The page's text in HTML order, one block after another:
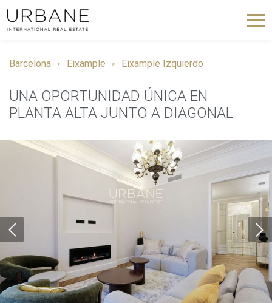
Barcelona Eixample Eixample Izquierdo
UNA OPORTUNIDAD ÚNICA EN
PLANTA ALTA JUNTO A DIAGONAL